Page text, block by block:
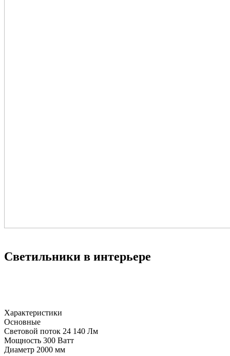
Светильники в интерьере
Характеристики
Основные
Световой поток 24 140 Лм
Мощность 300 Ватт
Диаметр 2000 мм